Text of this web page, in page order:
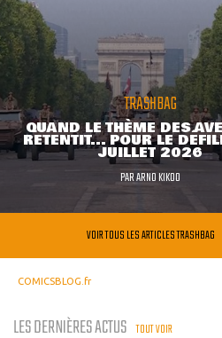
TRASHBAG
QUAND LE THÈME DES
RETENTIT... POUR LE
JUILLET 2026
PARARNO KIKOO
VOIR TOUS LES ARTICLES TRASHBAG
COMICSBLOG.fr
LES DERNIÈRES ACTUS TOUT VOIR